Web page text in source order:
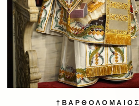
† Β Α Ρ Θ Ο Λ Ο Μ Α Ι Ο Σ